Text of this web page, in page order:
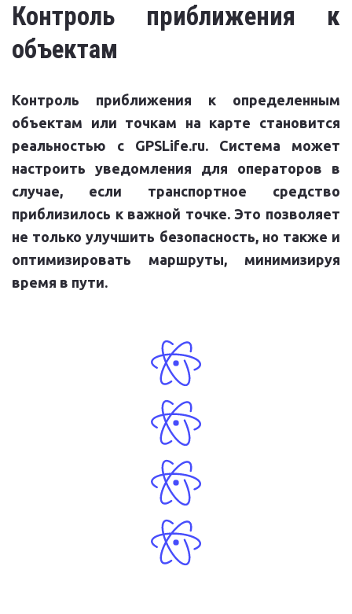
Контроль приближения к
объектам
Контроль приближения к определенным
объектам или точкам на карте становится
реальностью с GPSLife.ru. Система может
настроить уведомления для операторов в
случае, если транспортное средство
приблизилось к важной точке. Это позволяет
не только улучшить безопасность, но также и
оптимизировать маршруты, минимизируя
время в пути.